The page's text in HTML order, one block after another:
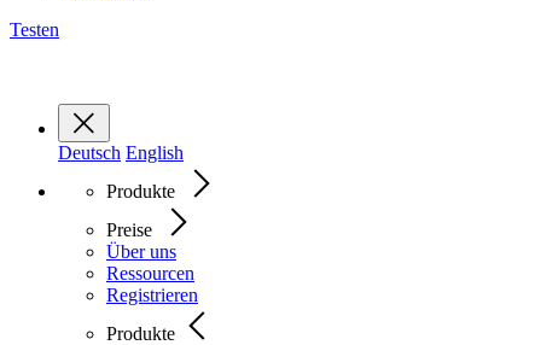
Testen
Deutsch English
Produkte
Preise
Über uns
Ressourcen
Registrieren
Produkte